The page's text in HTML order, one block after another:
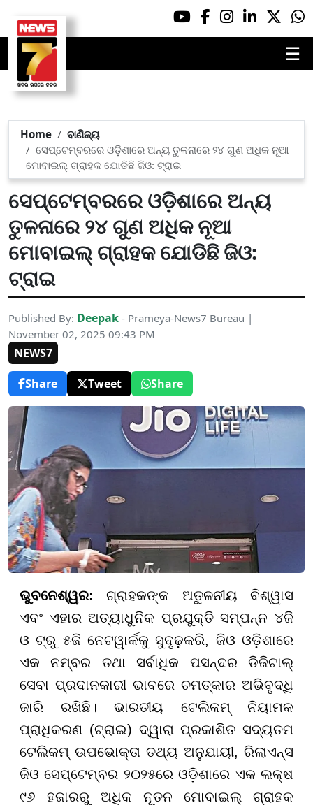
☰
Home
ବାଣିଜ୍ୟ
ସେପ୍ଟେମ୍ବରରେ ଓଡ଼ିଶାରେ ଅନ୍ୟ ତୁଳନାରେ ୨୪ ଗୁଣ ଅଧିକ ନୂଆ
ମୋବାଇଲ୍ ଗ୍ରାହକ ଯୋଡିଛି ଜିଓ: ଟ୍ରାଇ
ସେପ୍ଟେମ୍ବରରେ ଓଡ଼ିଶାରେ ଅନ୍ୟ
ତୁଳନାରେ ୨୪ ଗୁଣ ଅଧିକ ନୂଆ
ମୋବାଇଲ୍ ଗ୍ରାହକ ଯୋଡିଛି ଜିଓ:
ଟ୍ରାଇ
Published By: Deepak - Prameya-News7 Bureau |
November 02, 2025 09:43 PM
NEWS7
Share
Tweet Share
ଭୁବନେଶ୍ୱର:ଗ୍ରାହକଙ୍କ ଅତୁଳନୀୟ ବିଶ୍ୱାସ
ଏବଂ ଏହାର ଅତ୍ୟାଧୁନିକ ପ୍ରଯୁକ୍ତି ସମ୍ପନ୍ନ ୪ଜି
ଓ ଟ୍ରୁ ୫ଜି ନେଟୱାର୍କକୁ ସୁଦୃଢ଼​​କରି, ଜିଓ ଓଡ଼ିଶାରେ
ଏକ ନମ୍ବର ତଥା ସର୍ବାଧିକ ପସନ୍ଦର ଡିଜିଟାଲ୍
ସେବା ପ୍ରଦାନକାରୀ ଭାବରେ ଚମତ୍କାର ଅଭିବୃଦ୍ଧି
ଜାରି ରଖିଛି। ଭାରତୀୟ ଟେଲିକମ୍ ନିୟାମକ
ପ୍ରାଧିକରଣ (ଟ୍ରାଇ) ଦ୍ୱାରା ପ୍ରକାଶିତ ସଦ୍ୟତମ
ଟେଲିକମ୍ ଉପଭୋକ୍ତା ତଥ୍ୟ ଅନୁଯାୟୀ, ରିଲାଏନ୍ସ
ଜିଓ ସେପ୍ଟେମ୍ବର ୨୦୨୫ରେ ଓଡ଼ିଶାରେ ଏକ ଲକ୍ଷ
୯୬ ହଜାରରୁ ଅଧିକ ନୂତନ ମୋବାଇଲ୍ ଗ୍ରାହକ